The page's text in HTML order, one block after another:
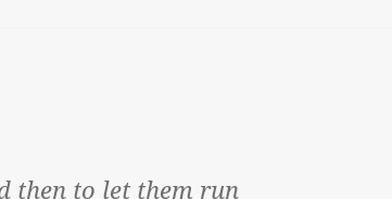
then to let them run